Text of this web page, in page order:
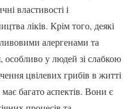
властивості і
ліків. Крім того, деякі
алергенами та
особливо у людей зі слабкою
цвілевих грибів в житті
багато аспектів. Вони є